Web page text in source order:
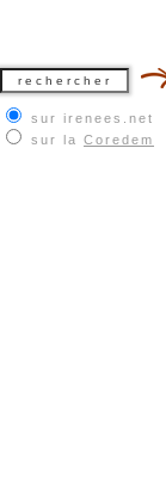
sur irenees.net
sur la Coredem